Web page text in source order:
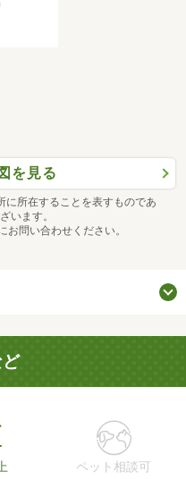
を見る
に所在することを表すものであ
います。
問い合わせください。
ペット相談可